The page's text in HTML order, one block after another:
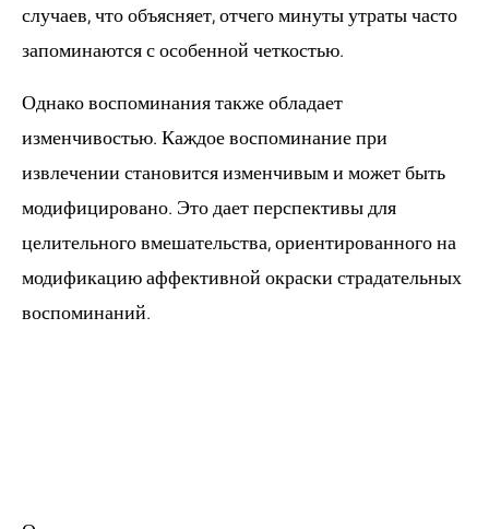
случаев, что объясняет, отчего минуты утраты часто
запоминаются с особенной четкостью.
Однако воспоминания также обладает
изменчивостью. Каждое воспоминание при
извлечении становится изменчивым и может быть
модифицировано. Это дает перспективы для
целительного вмешательства, ориентированного на
модификацию аффективной окраски страдательных
воспоминаний.